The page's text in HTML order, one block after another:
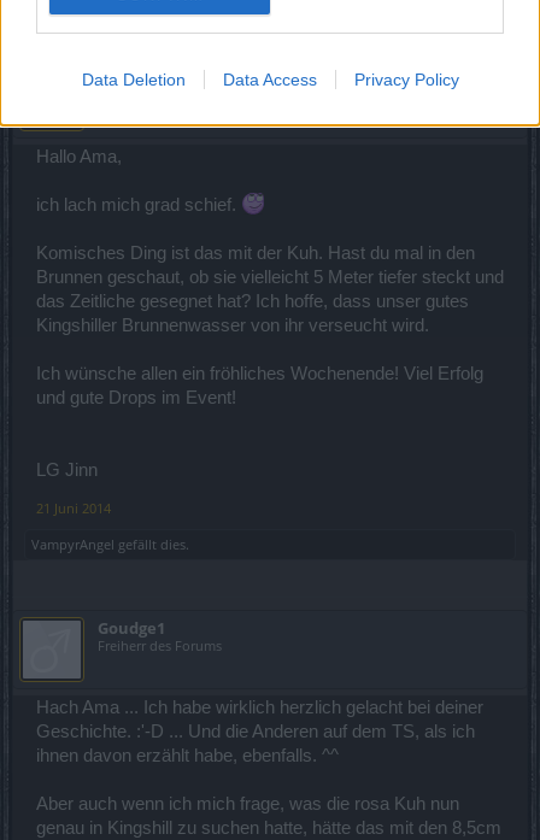
Data Deletion Data Access Privacy Policy
Lilyfee
Hallo Ama,
ich lach mich grad schief.
Komisches Ding ist das mit der Kuh. Hast du mal in den
Brunnen geschaut, ob sie vielleicht 5 Meter tiefer steckt und
das Zeitliche gesegnet hat? Ich hoffe, dass unser gutes
Kingshiller Brunnenwasser von ihr verseucht wird.
Ich wünsche allen ein fröhliches Wochenende! Viel Erfolg
und gute Drops im Event!
LG Jinn
21 Juni 2014
VampyrAngel gefällt dies.
Goudge1
Freiherr des Forums
Hach Ama ... Ich habe wirklich herzlich gelacht bei deiner
Geschichte. :'-D ... Und die Anderen auf dem TS, als ich
ihnen davon erzählt habe, ebenfalls. ^^
Aber auch wenn ich mich frage, was die rosa Kuh nun
genau in Kingshill zu suchen hatte, hätte das mit den 8,5cm